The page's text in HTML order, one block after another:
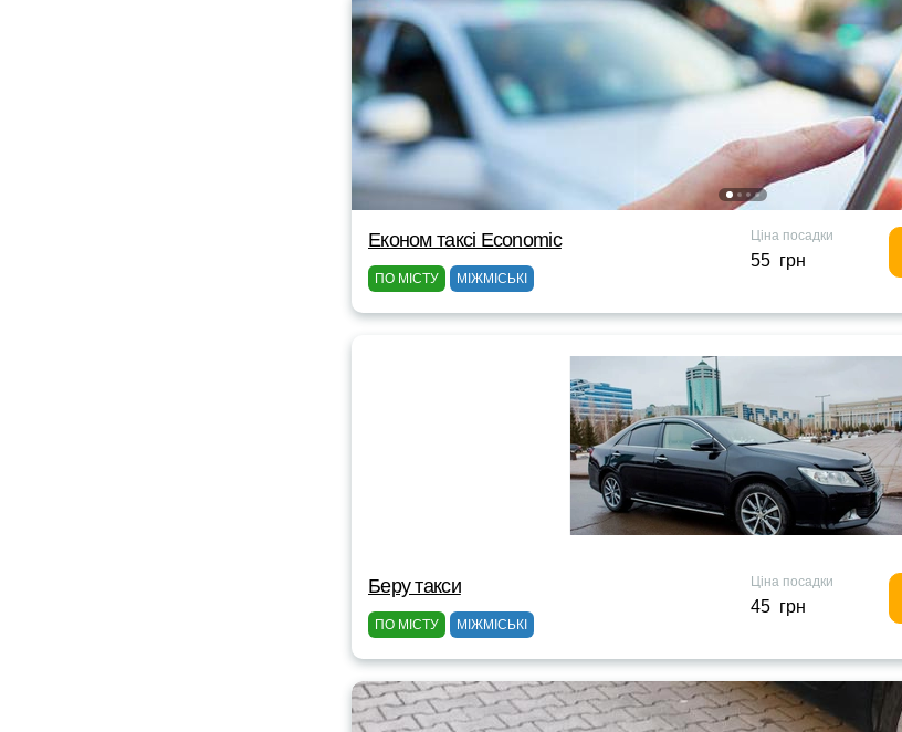
Eконом таксі Economic
ПО МІСТУ МІЖМІСЬКІ
Ціна посадки
55 грн
Беру такси
ПО МІСТУ МІЖМІСЬКІ
Ціна посадки
45 грн